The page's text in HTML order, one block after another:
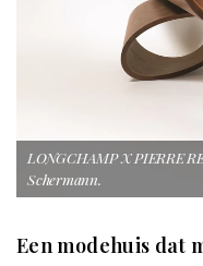
LONGCHAMP X PIERRE
Schermann.
Een modehuis dat